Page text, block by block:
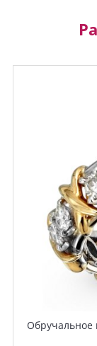
Обручальное